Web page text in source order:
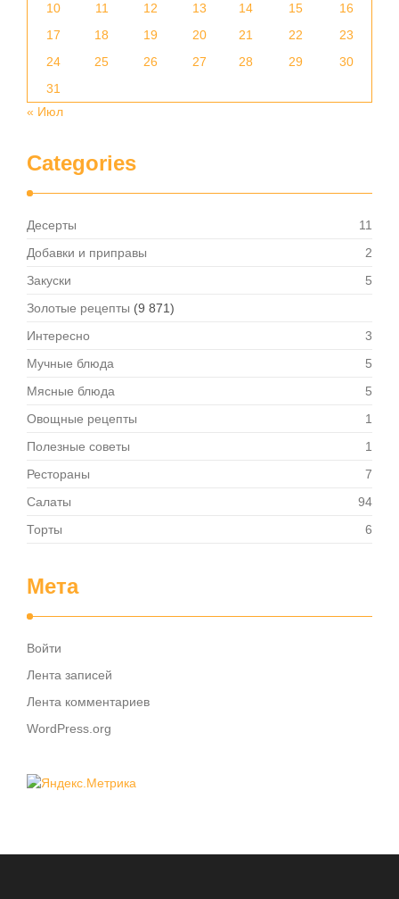
10
11 12 13 14 15
16
17
18 19 20 21 22
23
24
25 26 27 28 29
30
31
« Июл
Categories
Десерты
11
Добавки и приправы
2
Закуски
5
Золотые рецепты (9 871)
Интересно
3
Мучные блюда
5
Мясные блюда
5
Овощные рецепты
1
Полезные советы
1
Рестораны
7
Салаты
94
Торты
6
Мета
Войти
Лента записей
Лента комментариев
WordPress.org